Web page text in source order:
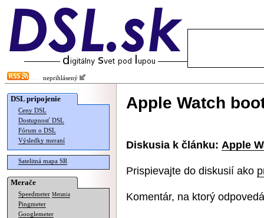
neprihlásený
DSL pripojenie
Ceny DSL
Dostupnosť DSL
Fórum o DSL
Výsledky meraní
Satelitná mapa SR
Merače
Speedmeter Merania
Pingmeter
Googlemeter
Apple Watch
Diskusia k článku: Apple
Prispievajte do diskusií ako
Komentár, na ktorý